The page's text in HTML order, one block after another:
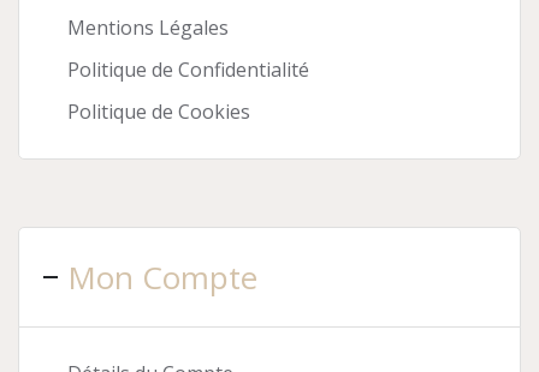
Mentions Légales
Politique de Confidentialité
Politique de Cookies
Mon Compte